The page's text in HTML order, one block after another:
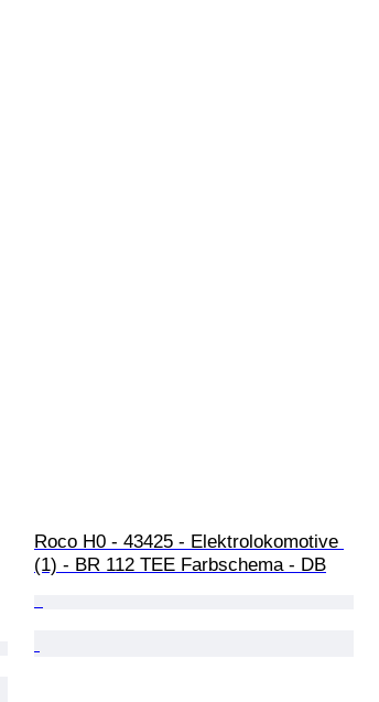
Roco H0 - 43425 - Elektrolokomotive
(1) - BR 112 TEE Farbschema - DB